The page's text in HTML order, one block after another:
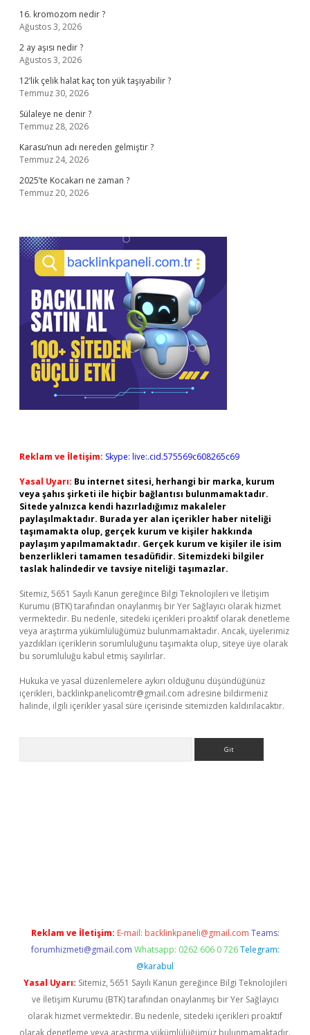
16. kromozom nedir ?
Ağustos 3, 2026
2 ay aşısı nedir ?
Ağustos 3, 2026
12’lik çelik halat kaç ton yük taşıyabilir ?
Temmuz 30, 2026
Sülaleye ne denir ?
Temmuz 28, 2026
Karasu’nun adı nereden gelmiştir ?
Temmuz 24, 2026
2025’te Kocakarı ne zaman ?
Temmuz 20, 2026
Reklam ve İletişim: Skype: live:.cid.575569c608265c69
Yasal Uyarı: Bu internet sitesi, herhangi bir marka, kurum
veya şahıs şirketi ile hiçbir bağlantısı bulunmamaktadır.
Sitede yalnızca kendi hazırladığımız makaleler
paylaşılmaktadır. Burada yer alan içerikler haber niteliği
taşımamakta olup, gerçek kurum ve kişiler hakkında
paylaşım yapılmamaktadır. Gerçek kurum ve kişiler ile isim
benzerlikleri tamamen tesadüfidir. Sitemizdeki bilgiler
taslak halindedir ve tavsiye niteliği taşımazlar.
Sitemiz, 5651 Sayılı Kanun gereğince Bilgi Teknolojileri ve İletişim
Kurumu (BTK) tarafından onaylanmış bir Yer Sağlayıcı olarak hizmet
vermektedir. Bu nedenle, sitedeki içerikleri proaktif olarak denetleme
veya araştırma yükümlülüğümüz bulunmamaktadır. Ancak, üyelerimiz
yazdıkları içeriklerin sorumluluğunu taşımakta olup, siteye üye olarak
bu sorumluluğu kabul etmiş sayılırlar.
Hukuka ve yasal düzenlemelere aykırı olduğunu düşündüğünüz
içerikleri, backlinkpanelicomtr@gmail.com adresine bildirmeniz
halinde, ilgili içerikler yasal süre içerisinde sitemizden kaldırılacaktır.
Reklam ve İletişim: E-mail: backlinkpaneli@gmail.com Teams:
forumhizmeti@gmail.com Whatsapp: 0262 606 0 726 Telegram:
@karabul
Yasal Uyarı: Sitemiz, 5651 Sayılı Kanun gereğince Bilgi Teknolojileri
ve İletişim Kurumu (BTK) tarafından onaylanmış bir Yer Sağlayıcı
olarak hizmet vermektedir. Bu nedenle, sitedeki içerikleri proaktif
olarak denetleme veya araştırma yükümlülüğümüz bulunmamaktadır.